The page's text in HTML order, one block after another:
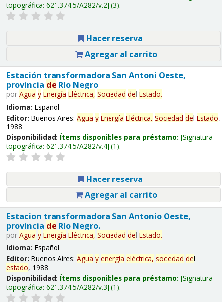
topográfica: 621.374.5/A282/v.2 (3).
Hacer reserva
Agregar al carrito
Estación transformadora San Antoni Oeste,
provincia deRío Negro
por Agua y Energía Eléctrica, Sociedad del Estado.
Idioma: Español
Editor: Buenos Aires: Agua y Energía Eléctrica, Sociedad del Estado,
1988
Disponibilidad: Ítems disponibles para préstamo: Signatura
topográfica: 621.374.5/A282/v.4 (1).
Hacer reserva
Agregar al carrito
Estacion transformadora San Antonio Oeste,
provincia deRío Negro.
por Agua y Energía Eléctrica, Sociedad del Estado.
Idioma: Español
Editor: Buenos Aires: Agua y energía eléctrica, sociedad del
estado, 1988
Disponibilidad: Ítems disponibles para préstamo: Signatura
topográfica: 621.374.5/A282/v.3 (1).